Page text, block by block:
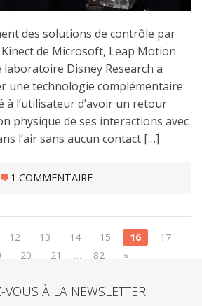
des solutions de contrôle par
de Microsoft, Leap Motion
laboratoire Disney Research a
une technologie complémentaire
l’utilisateur d’avoir un retour
physique de ses interactions avec
l’air sans aucun contact […]
1 COMMENTAIRE
12 13 14 15 16
17
20 21 … 82 »
À LA NEWSLETTER